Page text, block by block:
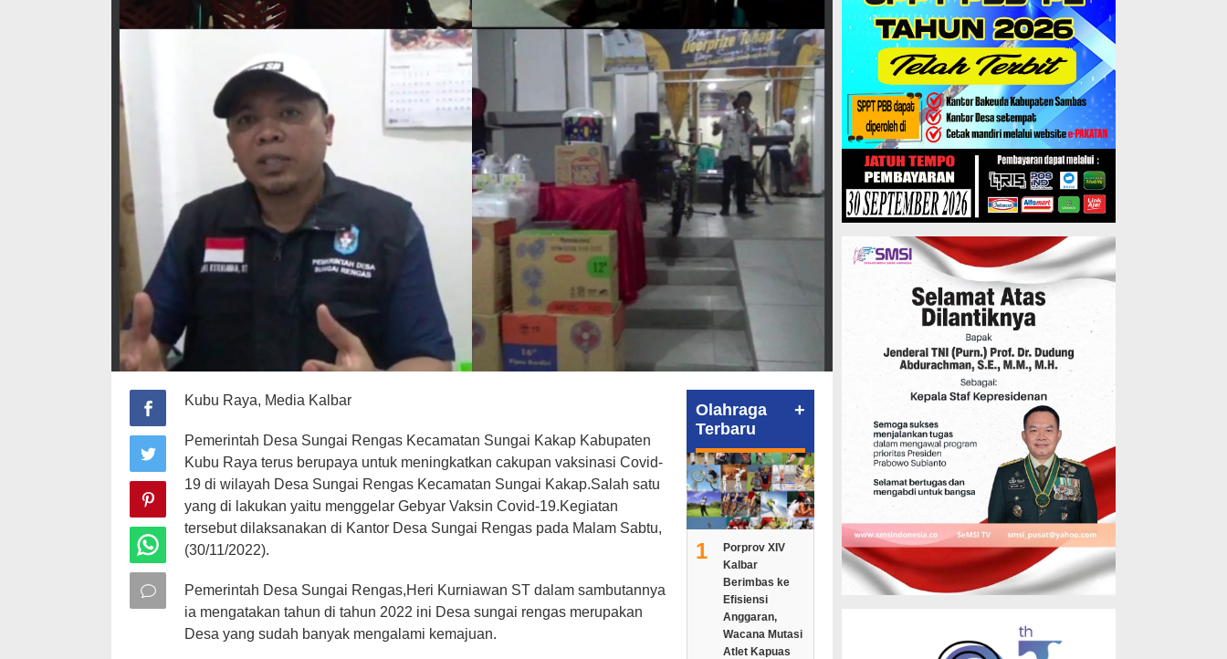
Kubu Raya, Media Kalbar
Pemerintah Desa Sungai Rengas Kecamatan Sungai Kakap Kabupaten
Kubu Raya terus berupaya untuk meningkatkan cakupan vaksinasi Covid-
19 di wilayah Desa Sungai Rengas Kecamatan Sungai Kakap.Salah satu
yang di lakukan yaitu menggelar Gebyar Vaksin Covid-19.Kegiatan
tersebut dilaksanakan di Kantor Desa Sungai Rengas pada Malam Sabtu,
(30/11/2022).
Pemerintah Desa Sungai Rengas,Heri Kurniawan ST dalam sambutannya
ia mengatakan tahun di tahun 2022 ini Desa sungai rengas merupakan
Desa yang sudah banyak mengalami kemajuan.
Olahraga
Terbaru
+
1
Porprov XIV
Kalbar
Berimbas ke
Efisiensi
Anggaran,
Wacana Mutasi
Atlet Kapuas